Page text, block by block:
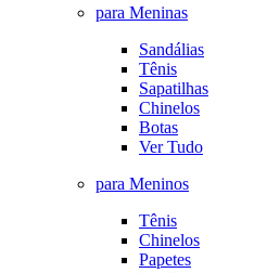
para Meninas
Sandálias
Tênis
Sapatilhas
Chinelos
Botas
Ver Tudo
para Meninos
Tênis
Chinelos
Papetes